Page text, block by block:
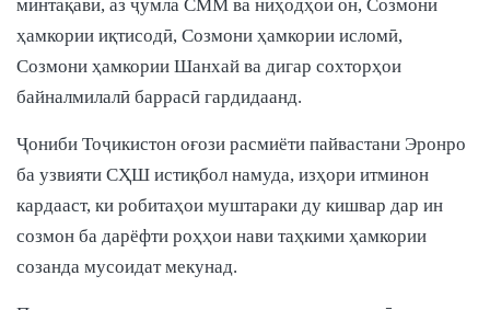
минтақавӣ, аз ҷумла СММ ва ниҳодҳои он, Созмони
ҳамкории иқтисодӣ, Созмони ҳамкории исломӣ,
Созмони ҳамкории Шанхай ва дигар сохторҳои
байналмилалӣ баррасӣ гардидаанд.
Ҷониби Тоҷикистон оғози расмиёти пайвастани Эронро
ба узвияти СҲШ истиқбол намуда, изҳори итминон
кардааст, ки робитаҳои муштараки ду кишвар дар ин
созмон ба дарёфти роҳҳои нави таҳкими ҳамкории
созанда мусоидат мекунад.